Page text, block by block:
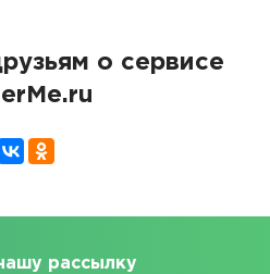
о сервисе
рассылку